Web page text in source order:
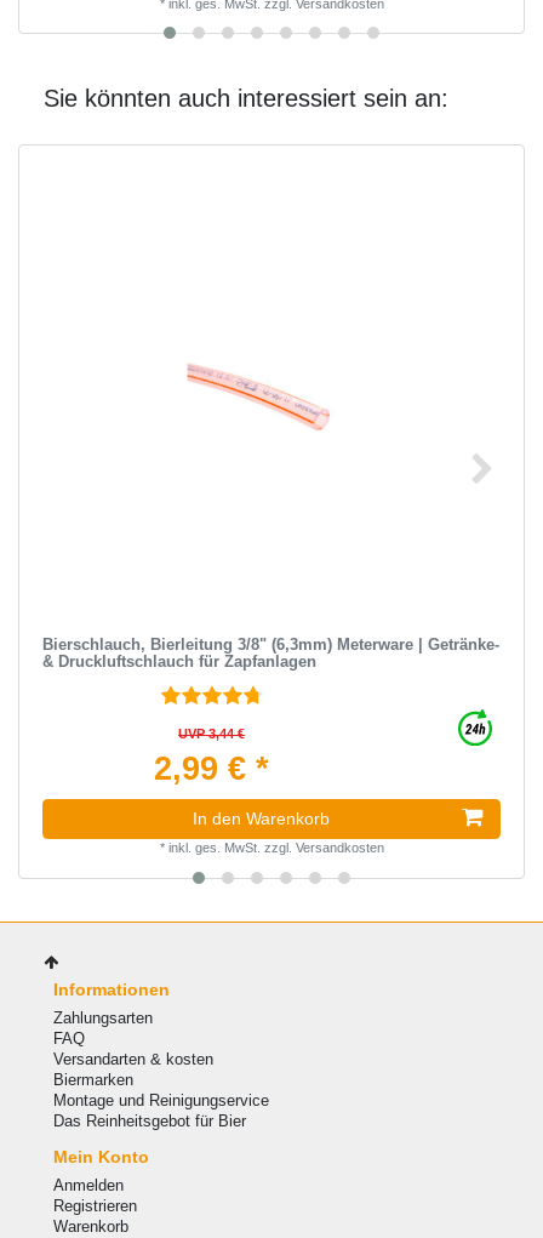
* inkl. ges. MwSt. zzgl. Versandkosten
Sie könnten auch interessiert sein an:
Bierschlauch, Bierleitung 3/8" (6,3mm) Meterware | Getränke-
& Druckluftschlauch für Zapfanlagen
UVP 3,44 €
2,99 € *
In den Warenkorb
* inkl. ges. MwSt. zzgl. Versandkosten
Informationen
Zahlungsarten
FAQ
Versandarten & kosten
Biermarken
Montage und Reinigungservice
Das Reinheitsgebot für Bier
Mein Konto
Anmelden
Registrieren
Warenkorb